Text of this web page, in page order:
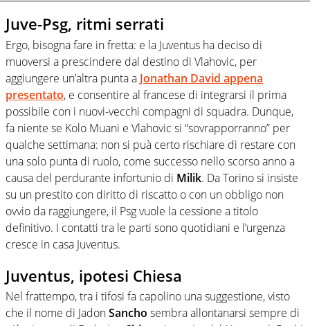
Juve-Psg, ritmi serrati
Ergo, bisogna fare in fretta: e la Juventus ha deciso di
muoversi a prescindere dal destino di Vlahovic, per
aggiungere un’altra punta a Jonathan David appena
presentato, e consentire al francese di integrarsi il prima
possibile con i nuovi-vecchi compagni di squadra. Dunque,
fa niente se Kolo Muani e Vlahovic si “sovrapporranno” per
qualche settimana: non si puà certo rischiare di restare con
una solo punta di ruolo, come successo nello scorso anno a
causa del perdurante infortunio di Milik. Da Torino si insiste
su un prestito con diritto di riscatto o con un obbligo non
ovvio da raggiungere, il Psg vuole la cessione a titolo
definitivo. I contatti tra le parti sono quotidiani e l’urgenza
cresce in casa Juventus.
Juventus, ipotesi Chiesa
Nel frattempo, tra i tifosi fa capolino una suggestione, visto
che il nome di JadonSancho sembra allontanarsi sempre di